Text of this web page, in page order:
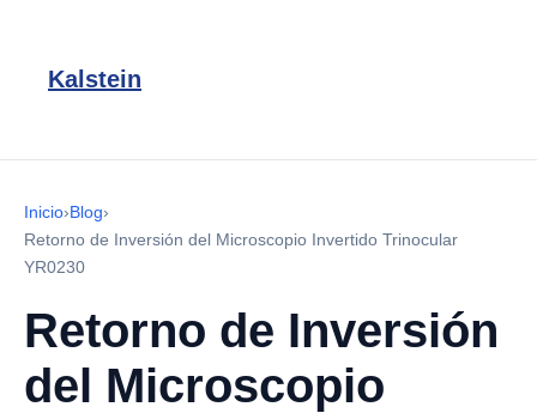
Kalstein
Inicio›Blog›
Retorno de Inversión del Microscopio Invertido Trinocular
YR0230
Retorno de Inversión
del Microscopio